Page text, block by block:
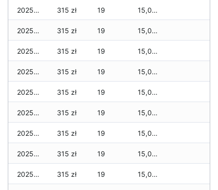
2025-11-30 315 zł 19 15,080 zł
2025-11-29 315 zł 19 15,080 zł
2025-11-28 315 zł 19 15,080 zł
2025-11-27 315 zł 19 15,080 zł
2025-11-26 315 zł 19 15,060 zł
2025-11-25 315 zł 19 15,045 zł
2025-11-24 315 zł 19 15,045 zł
2025-11-23 315 zł 19 15,030 zł
2025-11-22 315 zł 19 15,030 zł